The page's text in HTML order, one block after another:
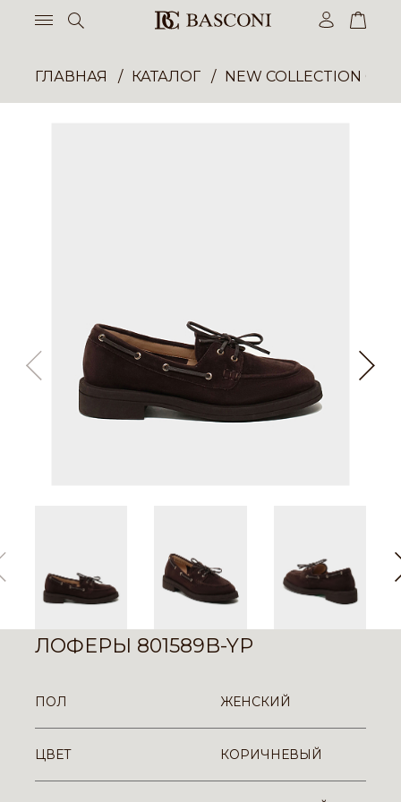
ГЛАВНАЯ КАТАЛОГ NEW COLLECTION
ЛОФЕРЫ 801589B-YP
ПОЛ ЖЕНСКИЙ
ЦВЕТ КОРИЧНЕВЫЙ